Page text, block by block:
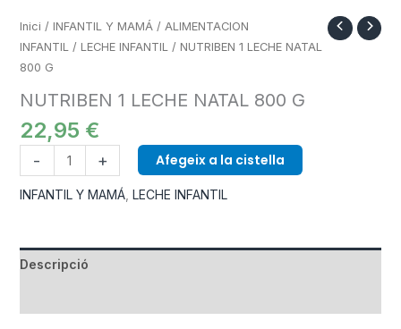
Inici / INFANTIL Y MAMÁ/ ALIMENTACION
INFANTIL/ LECHE INFANTIL/ NUTRIBEN 1 LECHE NATAL
800 G
NUTRIBEN 1 LECHE NATAL 800 G
22,95 €
- + Afegeix a la cistella
INFANTIL Y MAMÁ, LECHE INFANTIL
Descripció